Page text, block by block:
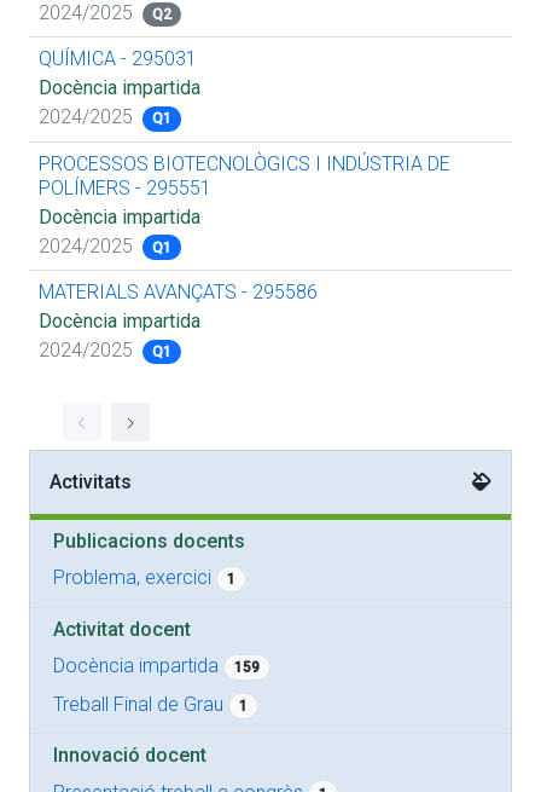
2024/2025
Q2
QUÍMICA - 295031
Docència impartida
2024/2025
Q1
PROCESSOS BIOTECNOLÒGICS I INDÚSTRIA DE
POLÍMERS - 295551
Docència impartida
2024/2025
Q1
MATERIALS AVANÇATS - 295586
Docència impartida
2024/2025
Q1
Activitats
Publicacions docents
Problema, exercici
1
Activitat docent
Docència impartida
159
Treball Final de Grau 1
Innovació docent